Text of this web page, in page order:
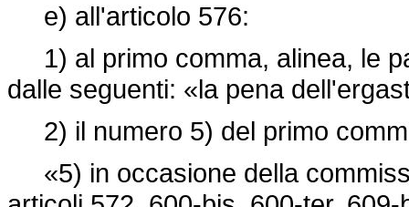
e) all'articolo 576:
1) al primo comma, alinea, le
dalle seguenti: «la pena
2) il numero 5) del primo
«5) in occasione della